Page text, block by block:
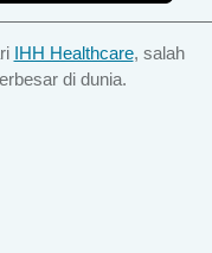
IHH Healthcare, salah
di dunia.